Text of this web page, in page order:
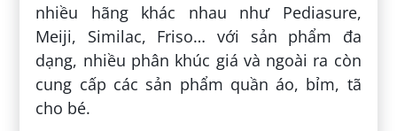
nhiều hãng khác nhau như Pediasure,
Meiji, Similac, Friso… với sản phẩm đa
dạng, nhiều phân khúc giá và ngoài ra còn
cung cấp các sản phẩm quần áo, bỉm, tã
cho bé.